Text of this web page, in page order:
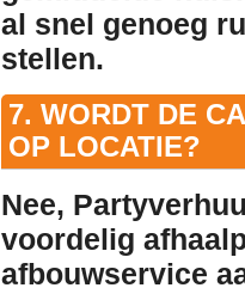
al snel genoeg
stellen.
7. WORDT DE
OP LOCATIE?
Nee,
voordelig
afbouwservice